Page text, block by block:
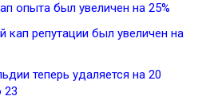
опыта был увеличен на 25%
кап репутации был увеличен на
теперь удаляется на 20
23